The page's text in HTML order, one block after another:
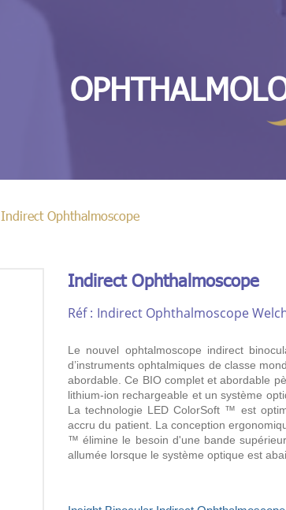
Indirect Ophthalmoscope
Indirect Ophthalmoscope
Réf : Indirect Ophthalmoscope
Le nouvel ophtalmoscope indirect
d’instruments ophtalmiques de classe
abordable. Ce BIO complet et abordable
lithium-ion rechargeable et un système
La technologie LED ColorSoft ™ est
accru du patient. La conception
™ élimine le besoin d'une bande
allumée lorsque le système optique est